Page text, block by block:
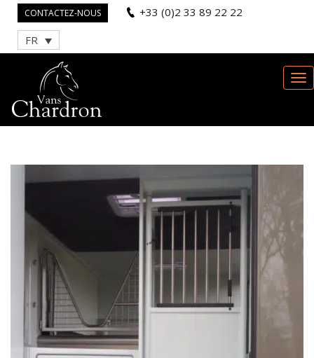
CONTACTEZ-NOUS +33 (0)2 33 89 22 22
FR